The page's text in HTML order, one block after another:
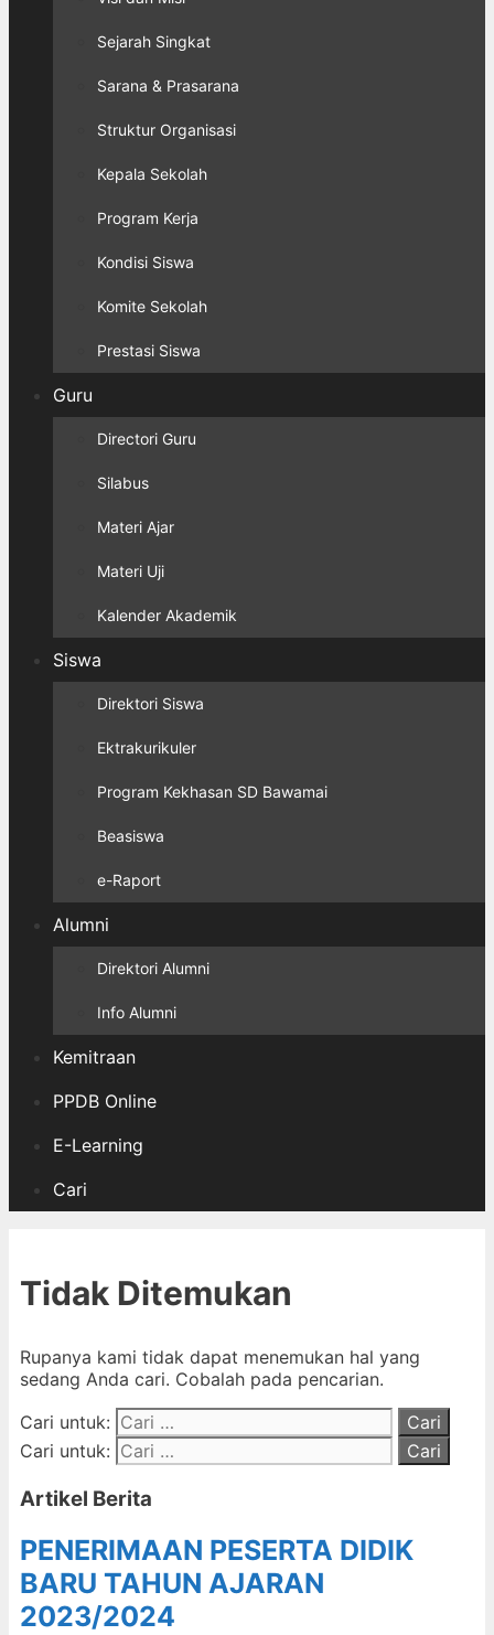
Sejarah Singkat
Sarana & Prasarana
Struktur Organisasi
Kepala Sekolah
Program Kerja
Kondisi Siswa
Komite Sekolah
Prestasi Siswa
Guru
Directori Guru
Silabus
Materi Ajar
Materi Uji
Kalender Akademik
Siswa
Direktori Siswa
Ektrakurikuler
Program Kekhasan SD Bawamai
Beasiswa
e-Raport
Alumni
Direktori Alumni
Info Alumni
Kemitraan
PPDB Online
E-Learning
Cari
Tidak Ditemukan
Rupanya kami tidak dapat menemukan hal yang
sedang Anda cari. Cobalah pada pencarian.
Cari untuk:
Cari untuk:
Artikel Berita
PENERIMAAN PESERTA DIDIK
BARU TAHUN AJARAN
2023/2024